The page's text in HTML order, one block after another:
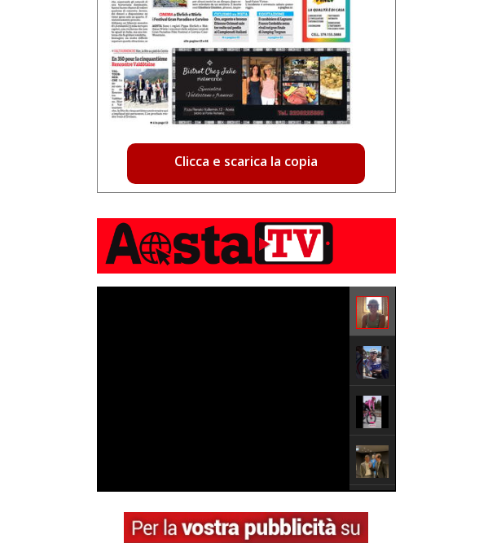
Clicca e scarica la copia